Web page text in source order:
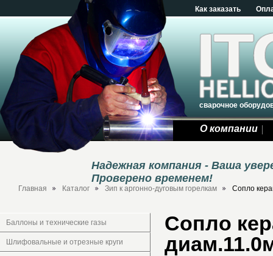
Как заказать
сварочное
О компании
Надежная компания - Ваша
Проверено временем!
Главная Каталог Зип к аргонно-дуговым горелкам Сопло
Баллоны и технические газы
Шлифовальные и отрезные круги
Сопло